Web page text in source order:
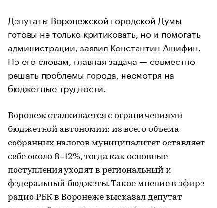
Депутаты Воронежской городской Думы
готовы не только критиковать, но и помогать
администрации, заявил Константин Ашифин.
По его словам, главная задача — совместно
решать проблемы города, несмотря на
бюджетные трудности.
Воронеж сталкивается с ограничениями
бюджетной автономии: из всего объема
собранных налогов муниципалитет оставляет
себе около 8–12%, тогда как основные
поступления уходят в региональный и
федеральный бюджеты. Такое мнение в эфире
радио РБК в Воронеже высказал депутат